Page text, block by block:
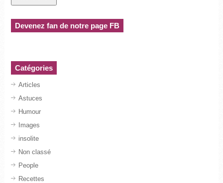
Devenez fan de notre page FB
Catégories
Articles
Astuces
Humour
Images
insolite
Non classé
People
Recettes